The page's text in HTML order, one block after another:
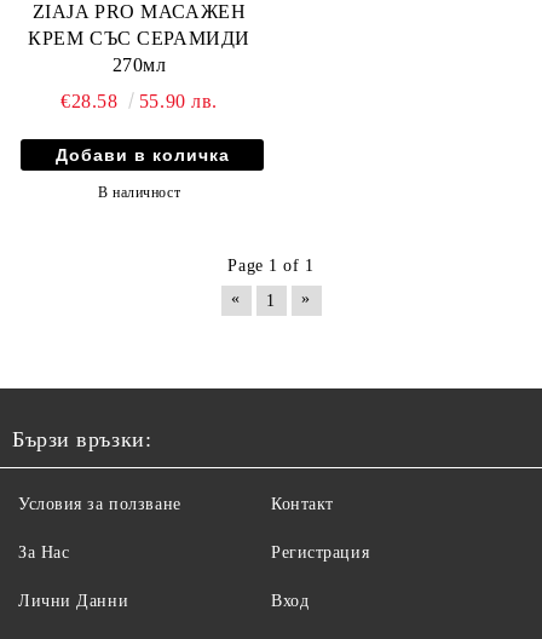
ZIAJA PRO МАСАЖЕН
КРЕМ СЪС СЕРАМИДИ
270мл
€28.58
55.90 лв.
В наличност
Page 1 of 1
«
1 »
Бързи връзки:
Условия за ползване
За Нас
Лични Данни
Контакт
Регистрация
Вход